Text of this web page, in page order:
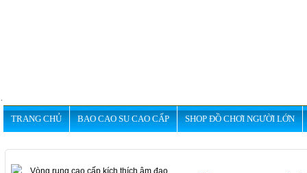
TRANG CHỦ BAO CAO SU CAO CẤP SHOP ĐỒ CHƠI NGƯỜI LỚN